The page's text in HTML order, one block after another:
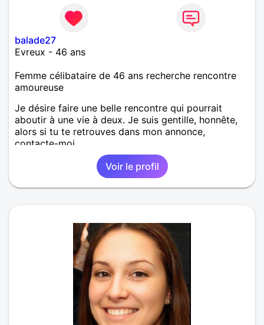
balade27
Evreux - 46 ans
Femme célibataire de 46 ans recherche rencontre
amoureuse
Je désire faire une belle rencontre qui pourrait
aboutir à une vie à deux. Je suis gentille, honnête,
alors si tu te retrouves dans mon annonce,
contacte-moi.
Voir le profil